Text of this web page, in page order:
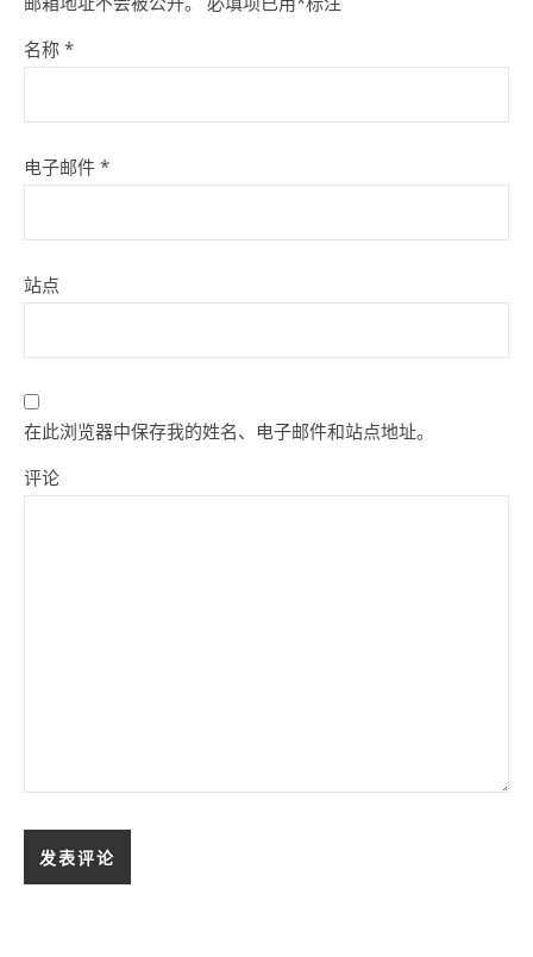
名称 *
电子邮件 *
站点
在此浏览器中保存我的姓名、电子邮件和站点地址。
评论